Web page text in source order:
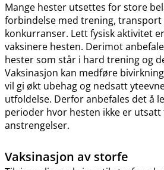
Mange hester utsettes for store
forbindelse med trening, transport
konkurranser. Lett fysisk aktivitet
vaksinere hesten. Derimot
hester som står i hard trening og
Vaksinasjon kan medføre
vil gi økt ubehag og nedsatt
utfoldelse. Derfor anbefales det å
perioder hvor hesten ikke er
anstrengelser.
Vaksinasjon av storfe